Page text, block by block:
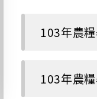
103年農
103年農